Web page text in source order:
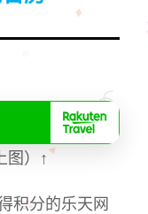
） ↑
积分的乐天网